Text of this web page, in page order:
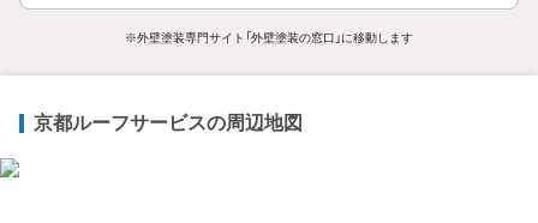
※外壁塗装専門サイト「外壁塗装の窓口」に移動します
京都ルーフサービスの周辺地図